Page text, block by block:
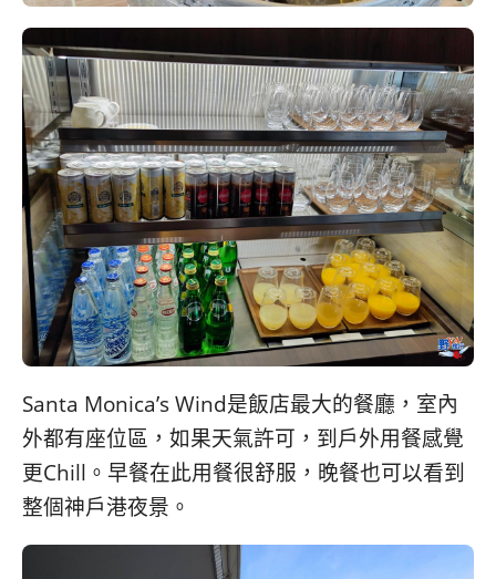
Santa Monica’s Wind是飯店最大的餐廳，室內
外都有座位區，如果天氣許可，到戶外用餐感覺
更Chill。早餐在此用餐很舒服，晚餐也可以看到
整個神戶港夜景。